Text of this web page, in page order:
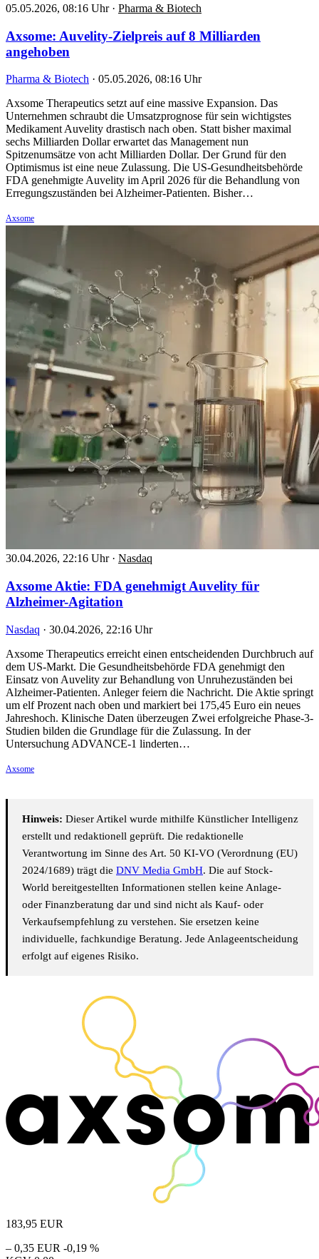
05.05.2026, 08:16 Uhr · Pharma & Biotech
Axsome: Auvelity-Zielpreis auf 8 Milliarden
angehoben
Pharma & Biotech · 05.05.2026, 08:16 Uhr
Axsome Therapeutics setzt auf eine massive Expansion. Das
Unternehmen schraubt die Umsatzprognose für sein wichtigstes
Medikament Auvelity drastisch nach oben. Statt bisher maximal
sechs Milliarden Dollar erwartet das Management nun
Spitzenumsätze von acht Milliarden Dollar. Der Grund für den
Optimismus ist eine neue Zulassung. Die US-Gesundheitsbehörde
FDA genehmigte Auvelity im April 2026 für die Behandlung von
Erregungszuständen bei Alzheimer-Patienten. Bisher…
Axsome
30.04.2026, 22:16 Uhr · Nasdaq
Axsome Aktie: FDA genehmigt Auvelity für
Alzheimer-Agitation
Nasdaq · 30.04.2026, 22:16 Uhr
Axsome Therapeutics erreicht einen entscheidenden Durchbruch auf
dem US-Markt. Die Gesundheitsbehörde FDA genehmigt den
Einsatz von Auvelity zur Behandlung von Unruhezuständen bei
Alzheimer-Patienten. Anleger feiern die Nachricht. Die Aktie springt
um elf Prozent nach oben und markiert bei 175,45 Euro ein neues
Jahreshoch. Klinische Daten überzeugen Zwei erfolgreiche Phase-3-
Studien bilden die Grundlage für die Zulassung. In der
Untersuchung ADVANCE-1 linderten…
Axsome
Hinweis: Dieser Artikel wurde mithilfe Künstlicher Intelligenz
erstellt und redaktionell geprüft. Die redaktionelle
Verantwortung im Sinne des Art. 50 KI-VO (Verordnung (EU)
2024/1689) trägt die DNV Media GmbH. Die auf Stock-
World bereitgestellten Informationen stellen keine Anlage-
oder Finanzberatung dar und sind nicht als Kauf- oder
Verkaufsempfehlung zu verstehen. Sie ersetzen keine
individuelle, fachkundige Beratung. Jede Anlageentscheidung
erfolgt auf eigenes Risiko.
183,95 EUR
– 0,35 EUR -0,19 %